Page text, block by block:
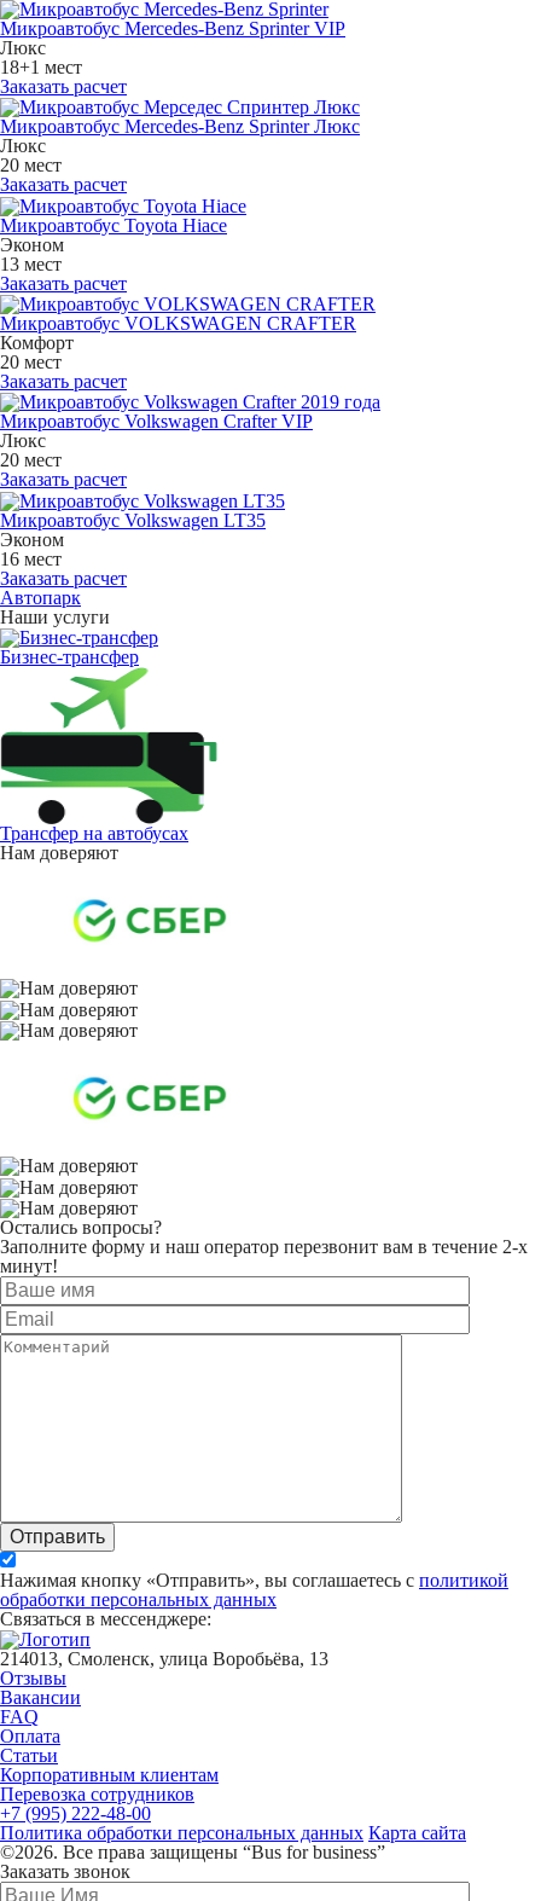
Микроавтобус Mercedes-Benz Sprinter VIP
Люкс
18+1 мест
Заказать расчет
Микроавтобус Mercedes-Benz Sprinter Люкс
Люкс
20 мест
Заказать расчет
Микроавтобус Toyota Hiace
Эконом
13 мест
Заказать расчет
Микроавтобус VOLKSWAGEN CRAFTER
Комфорт
20 мест
Заказать расчет
Микроавтобус Volkswagen Crafter VIP
Люкс
20 мест
Заказать расчет
Микроавтобус Volkswagen LT35
Эконом
16 мест
Заказать расчет
Автопарк
Наши услуги
Бизнес-трансфер
Трансфер на автобусах
Нам доверяют
Остались вопросы?
Заполните форму и наш оператор перезвонит вам в течение 2-х
минут!
Отправить
Нажимая кнопку «Отправить», вы соглашаетесь с политикой
обработки персональных данных
Связаться в мессенджере:
214013, Смоленск, улица Воробьёва, 13
Отзывы
Вакансии
FAQ
Оплата
Статьи
Корпоративным клиентам
Перевозка сотрудников
+7 (995) 222-48-00
Политика обработки персональных данных Карта сайта
©2026. Все права защищены “Bus for business”
Заказать звонок